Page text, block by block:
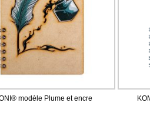
modèle Plume et encre